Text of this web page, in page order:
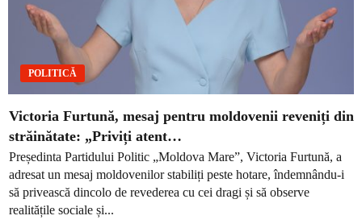
POLITICĂ
Victoria Furtună, mesaj pentru moldovenii reveniți din
străinătate: „Priviți atent…
Președinta Partidului Politic „Moldova Mare”, Victoria Furtună, a
adresat un mesaj moldovenilor stabiliți peste hotare, îndemnându-i
să privească dincolo de revederea cu cei dragi și să observe
realitățile sociale și...